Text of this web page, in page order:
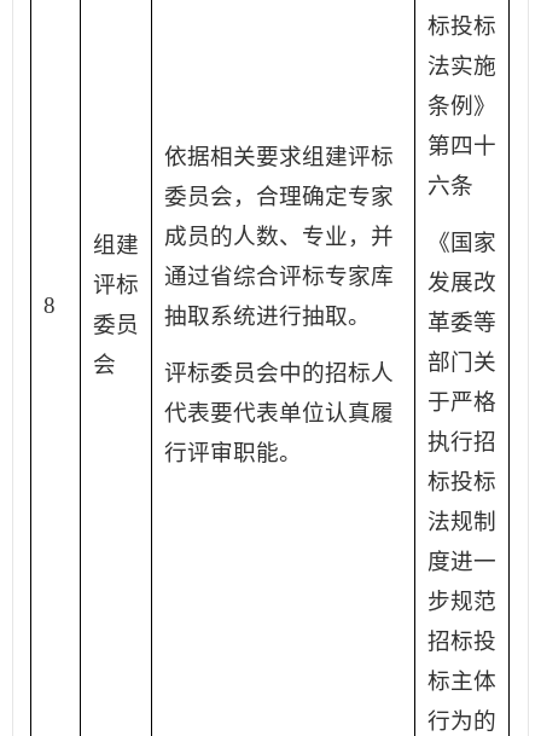
8
组建
评标
委员
会
依据相关要求组建评标
委员会，合理确定专家
成员的人数、专业，并
通过省综合评标专家库
抽取系统进行抽取。
评标委员会中的招标人
代表要代表单位认真履
行评审职能。
标投标
法实施
条例》
第四十
六条
《国家
发展改
革委等
部门关
于严格
执行招
标投标
法规制
度进一
步规范
招标投
标主体
行为的